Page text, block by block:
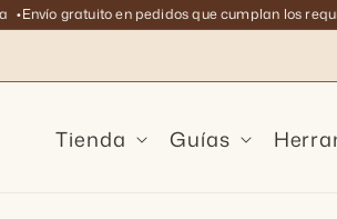
directamente
gratuito en pedidos que cumplan los
Tienda Guías